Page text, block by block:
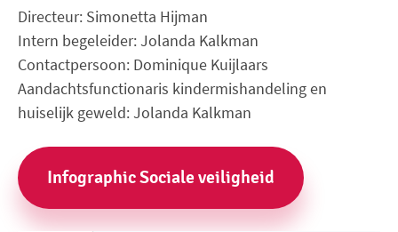
Directeur: Simonetta Hijman
Intern begeleider: Jolanda Kalkman
Contactpersoon: Dominique Kuijlaars
Aandachtsfunctionaris kindermishandeling en
huiselijk geweld: Jolanda Kalkman
Infographic Sociale veiligheid